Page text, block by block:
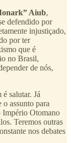
Aiub,
defendido por
injustiçado,
por ter
que é
no Brasil,
de nós,
salutar. Já
o assunto para
Império Otomano
Teremos outras
nos debates